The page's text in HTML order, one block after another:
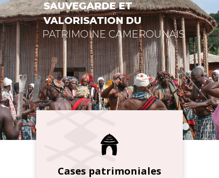
ET
DU
Cases patrimoniales